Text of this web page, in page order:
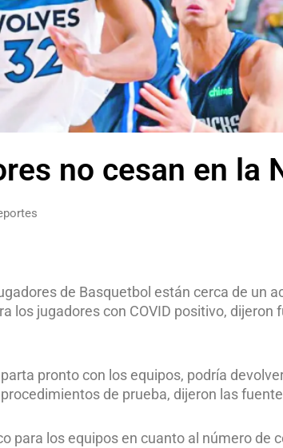
no cesan en la
de Basquetbol están cerca de un
los jugadores con COVID positivo, dijeron
pronto con los equipos, podría
de prueba, dijeron las
para los equipos en cuanto al número de